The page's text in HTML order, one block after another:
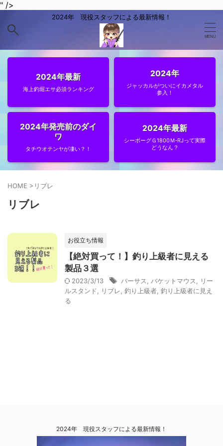
" />
2024年 現役スタッフによる最新情報！
2024年最新
海上釣堀エサ必須ランキング
2024年
ジャッカルがついにイカメタル
参入！
2024年発売前のダイ
ワ
タチウオテンヤが凄い？！
2024年最新
シーボーグＧ1800Ｍ‐RJって実際
どうなん？
HOME > リブレ
リブレ
お役立ち情報
【絶対買って！】釣り上級者に見える
製品３選
2023/3/13 バーサス バケットマウス
リー
ルスタンド
リブレ 釣り上級者 釣り上級者に見え
る
2024年 現役スタッフによる最新情報！